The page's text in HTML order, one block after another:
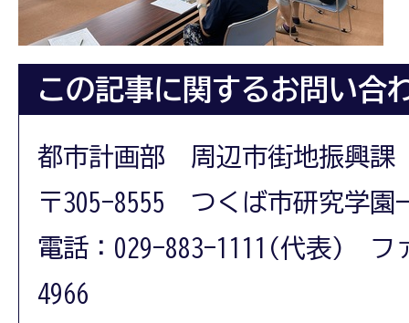
この記事に関するお問い合
都市計画部 周辺市街地振興課
〒305-8555 つくば市研究学園
電話：029-883-1111(代表) フ
4966